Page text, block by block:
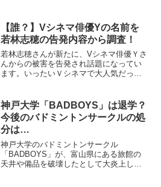
【誰？】Vシネマ俳優Yの名前を
若林志穂の告発内容から調査！
若林志穂さんが新たに、Vシネマ俳優Ｙさ
んからの被害を告発され話題になってい
ます。いったいＶシネマで大人気だった
優Ｙの名前を調査してみました。若林志
穂が告発したVシネマ俳...
神戸大学「BADBOYS」は退学？
今後のバドミントンサークルの処
分は…
神戸大学のバドミントンサークル
「BADBOYS」が、富山県にある旅館の
天井や備品を破壊したとして大炎上して